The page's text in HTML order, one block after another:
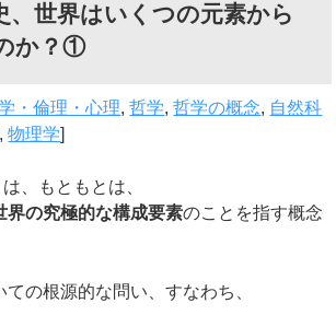
、世界はいくつの元素から
か？①
・倫理・心理,哲学,哲学の概念, 自然科
,物理学]
、もともとは、
界の究極的な構成要素のことを指す概念
ての根源的な問い、すなわち、